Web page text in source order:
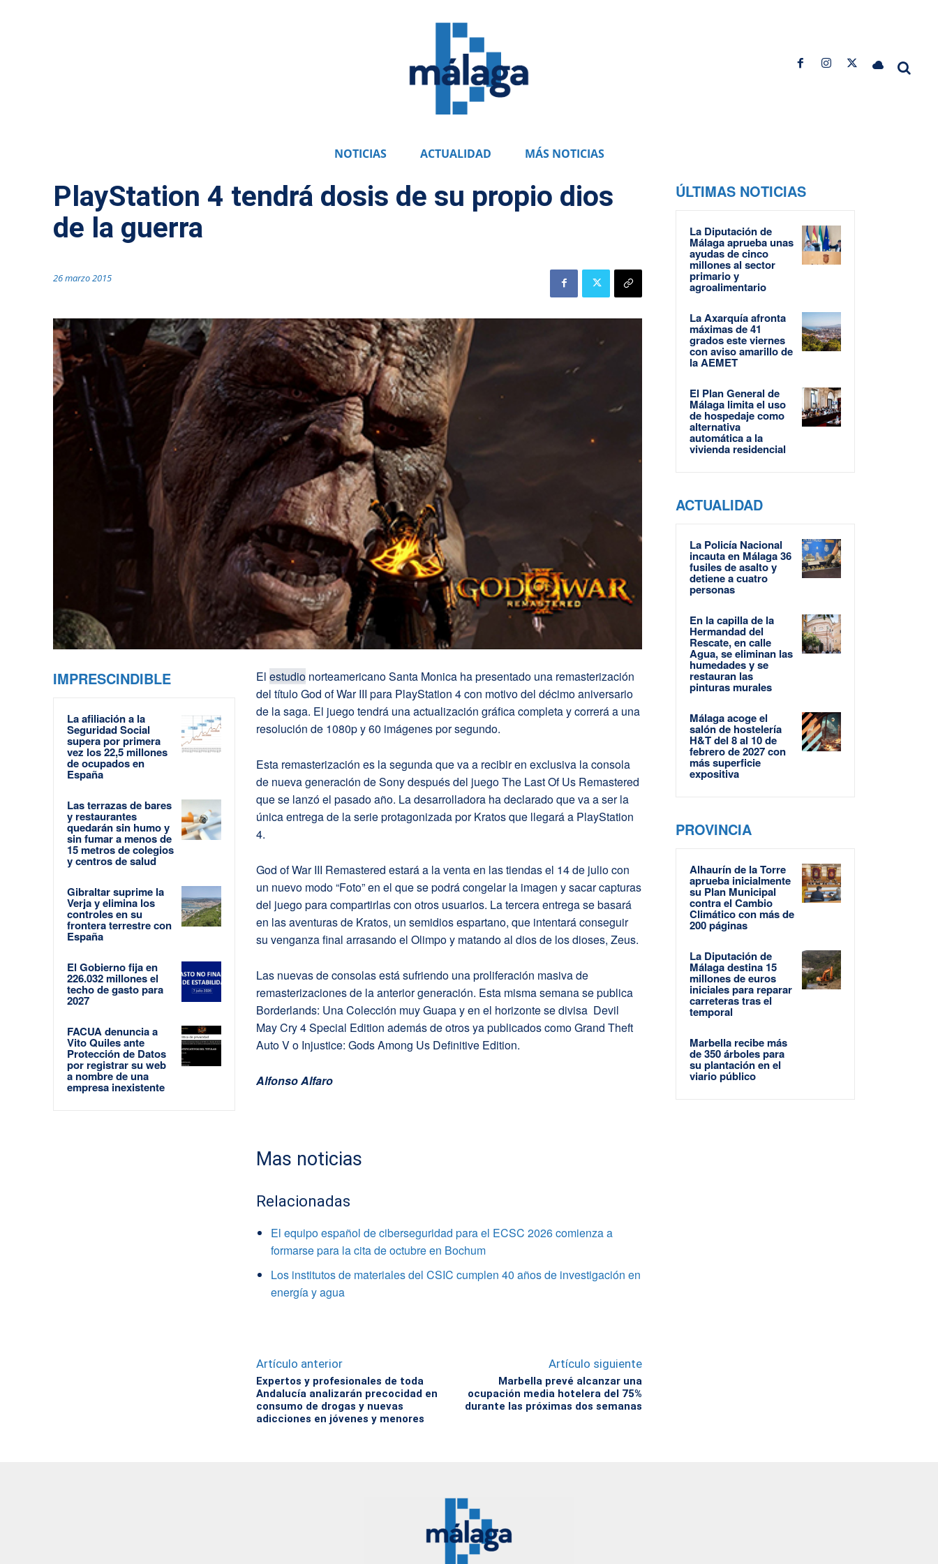
NOTICIAS ACTUALIDAD MÁS NOTICIAS
PlayStation 4 tendrá dosis de su propio dios
de la guerra
26 marzo 2015
IMPRESCINDIBLE
La afiliación a la
Seguridad Social
supera por primera
vez los 22,5 millones
de ocupados en
España
Las terrazas de bares
y restaurantes
quedarán sin humo y
sin fumar a menos de
15 metros de colegios
y centros de salud
Gibraltar suprime la
Verja y elimina los
controles en su
frontera terrestre con
España
El Gobierno fija en
226.032 millones el
techo de gasto para
2027
FACUA denuncia a
Vito Quiles ante
Protección de Datos
por registrar su web
a nombre de una
empresa inexistente
Elestudio norteamericano Santa Monica ha presentado una remasterización
del título God of War III para PlayStation 4 con motivo del décimo aniversario
de la saga. El juego tendrá una actualización gráfica completa y correrá a una
resolución de 1080p y 60 imágenes por segundo.
Esta remasterización es la segunda que va a recibir en exclusiva la consola
de nueva generación de Sony después del juego The Last Of Us Remastered
que se lanzó el pasado año. La desarrolladora ha declarado que va a ser la
única entrega de la serie protagonizada por Kratos que llegará a PlayStation
4.
God of War III Remastered estará a la venta en las tiendas el 14 de julio con
un nuevo modo “Foto” en el que se podrá congelar la imagen y sacar capturas
del juego para compartirlas con otros usuarios. La tercera entrega se basará
en las aventuras de Kratos, un semidios espartano, que intentará conseguir
su venganza final arrasando el Olimpo y matando al dios de los dioses, Zeus.
Las nuevas de consolas está sufriendo una proliferación masiva de
remasterizaciones de la anterior generación. Esta misma semana se publica
Borderlands: Una Colección muy Guapa y en el horizonte se divisa Devil
May Cry 4 Special Edition además de otros ya publicados como Grand Theft
Auto V o Injustice: Gods Among Us Definitive Edition.
Alfonso Alfaro
Mas noticias
Relacionadas
El equipo español de ciberseguridad para el ECSC 2026 comienza a
formarse para la cita de octubre en Bochum
Los institutos de materiales del CSIC cumplen 40 años de investigación en
energía y agua
Artículo anterior
Expertos y profesionales de toda
Andalucía analizarán precocidad en
consumo de drogas y nuevas
adicciones en jóvenes y menores
Artículo siguiente
Marbella prevé alcanzar una
ocupación media hotelera del 75%
durante las próximas dos semanas
ÚLTIMAS NOTICIAS
La Diputación de
Málaga aprueba unas
ayudas de cinco
millones al sector
primario y
agroalimentario
La Axarquía afronta
máximas de 41
grados este viernes
con aviso amarillo de
la AEMET
El Plan General de
Málaga limita el uso
de hospedaje como
alternativa
automática a la
vivienda residencial
ACTUALIDAD
La Policía Nacional
incauta en Málaga 36
fusiles de asalto y
detiene a cuatro
personas
En la capilla de la
Hermandad del
Rescate, en calle
Agua, se eliminan las
humedades y se
restauran las
pinturas murales
Málaga acoge el
salón de hostelería
H&T del 8 al 10 de
febrero de 2027 con
más superficie
expositiva
PROVINCIA
Alhaurín de la Torre
aprueba inicialmente
su Plan Municipal
contra el Cambio
Climático con más de
200 páginas
La Diputación de
Málaga destina 15
millones de euros
iniciales para reparar
carreteras tras el
temporal
Marbella recibe más
de 350 árboles para
su plantación en el
viario público